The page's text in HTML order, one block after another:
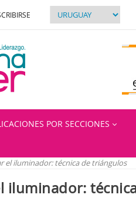
POR SECCIONES
el iluminador: técnica de triángulos
iluminador: